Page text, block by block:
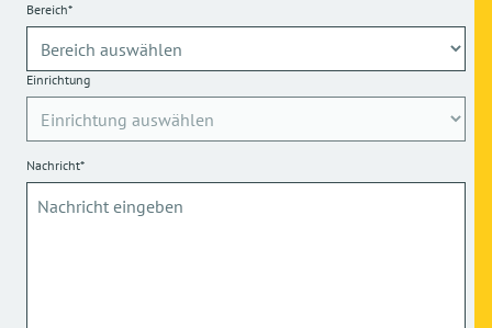
Bereich*
Einrichtung
Nachricht*